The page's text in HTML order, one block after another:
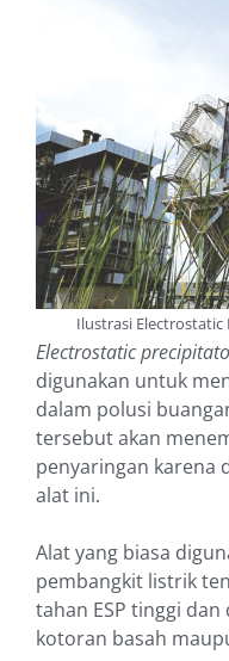
Ilustrasi Electrostatic
Electrostatic
digunakan untuk
dalam polusi
tersebut akan
penyaringan karena
alat ini.
Alat yang biasa
pembangkit listrik
tahan ESP tinggi
kotoran basah